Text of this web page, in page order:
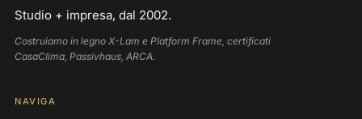
Studio + impresa, dal 2002.
Costruiamo in legno X-Lam e Platform Frame, certificati
CasaClima, Passivhaus, ARCA.
NAVIGA